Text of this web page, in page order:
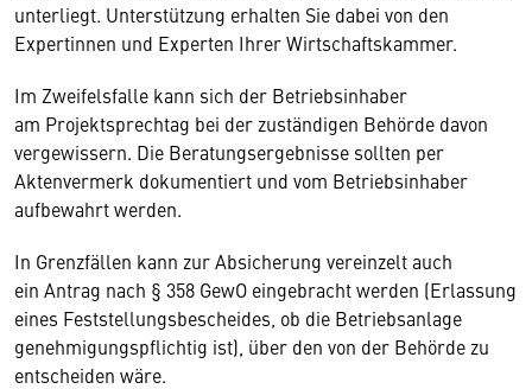
unterliegt. Unterstützung erhalten Sie dabei von den
Expertinnen und Experten Ihrer Wirtschaftskammer.
Im Zweifelsfalle kann sich der Betriebsinhaber
am Projektsprechtag bei der zuständigen Behörde davon
vergewissern. Die Beratungsergebnisse sollten per
Aktenvermerk dokumentiert und vom Betriebsinhaber
aufbewahrt werden.
In Grenzfällen kann zur Absicherung vereinzelt auch
ein Antrag nach § 358 GewO eingebracht werden (Erlassung
eines Feststellungsbescheides, ob die Betriebsanlage
genehmigungspflichtig ist), über den von der Behörde zu
entscheiden wäre.